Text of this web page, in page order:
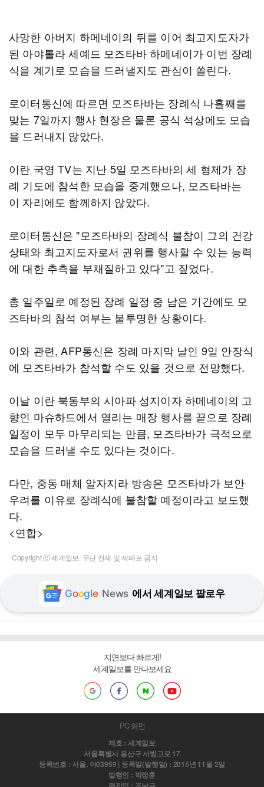
사망한 아버지 하메네이의 뒤를 이어 최고지도자가
된 아야톨라 세예드 모즈타바 하메네이가 이번 장례
식을 계기로 모습을 드러낼지도 관심이 쏠린다.
로이터통신에 따르면 모즈타바는 장례식 나흘째를
맞는 7일까지 행사 현장은 물론 공식 석상에도 모습
을 드러내지 않았다.
이란 국영 TV는 지난 5일 모즈타바의 세 형제가 장
례 기도에 참석한 모습을 중계했으나, 모즈타바는
이 자리에도 함께하지 않았다.
로이터통신은 "모즈타바의 장례식 불참이 그의 건강
상태와 최고지도자로서 권위를 행사할 수 있는 능력
에 대한 추측을 부채질하고 있다"고 짚었다.
총 일주일로 예정된 장례 일정 중 남은 기간에도 모
즈타바의 참석 여부는 불투명한 상황이다.
이와 관련, AFP통신은 장례 마지막 날인 9일 안장식
에 모즈타바가 참석할 수도 있을 것으로 전망했다.
이날 이란 북동부의 시아파 성지이자 하메네이의 고
향인 마슈하드에서 열리는 매장 행사를 끝으로 장례
일정이 모두 마무리되는 만큼, 모즈타바가 극적으로
모습을 드러낼 수도 있다는 것이다.
다만, 중동 매체 알자지라 방송은 모즈타바가 보안
우려를 이유로 장례식에 불참할 예정이라고 보도했
다.
<연합>
Copyright ⓒ 세계일보. 무단 전재 및 재배포 금지
Google News 에서 세계일보 팔로우
지면보다 빠르게!
세계일보를 만나보세요
PC 화면
제호 : 세계일보
서울특별시 용산구 서빙고로 17
등록번호 : 서울, 아03959 | 등록일(발행일) : 2015년 11월 2일
발행인 : 박정훈